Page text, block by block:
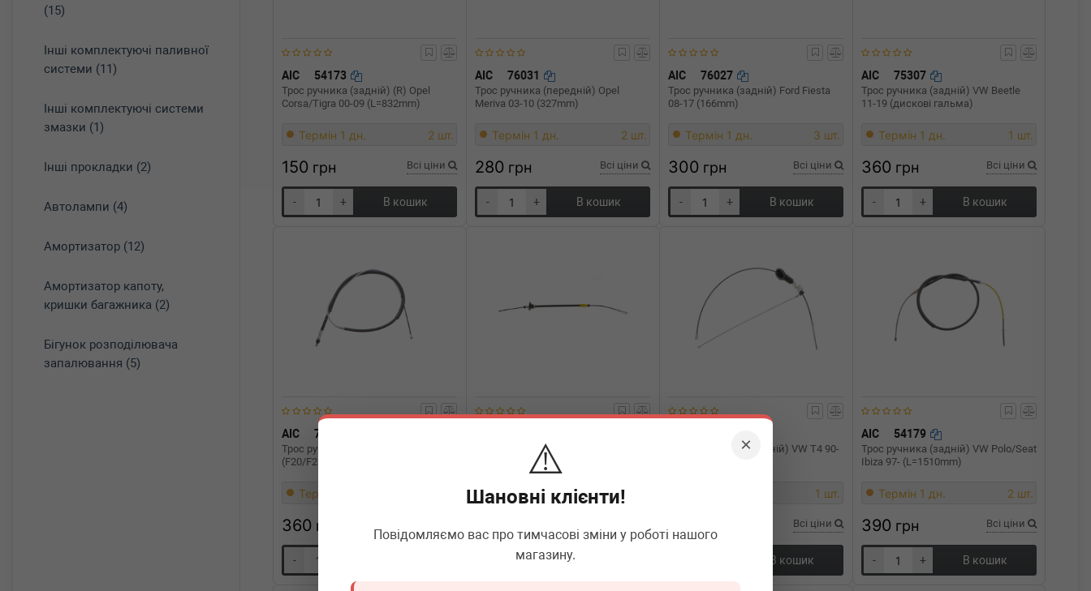
×
⚠️
Шановні клієнти!
Повідомляємо вас про тимчасові зміни у роботі нашого
магазину.
(15)
Інші комплектуючі паливної
системи (11)
Інші комплектуючі системи
змазки (1)
Інші прокладки (2)
Автолампи (4)
Амортизатор (12)
Амортизатор капоту,
кришки багажника (2)
Бігунок розподілювача
запалювання (5)
AIC 54173
Трос ручника (задній) (R) Opel
Corsa/Tigra 00-09 (L=832mm)
Термін 1 дн. 2 шт.
150 грн Всі ціни
- + В кошик
AIC 76031
Трос ручника (передній) Opel
Meriva 03-10 (327mm)
Термін 1 дн. 2 шт.
280 грн Всі ціни
- + В кошик
AIC 76027
Трос ручника (задній) Ford Fiesta
08-17 (166mm)
Термін 1 дн. 3 шт.
300 грн Всі ціни
- + В кошик
AIC 75307
Трос ручника (задній) VW Beetle
11-19 (дискові гальма)
Термін 1 дн. 1 шт.
360 грн Всі ціни
- + В кошик
AIC 75294
Трос ручника (задній) BMW 1
(F20/F21) 11-
Термін 1 дн.
360 грн
-
Трос ручного гальма (задній)
Renault Trafic 1.6 dCi 14-
(535/256mm) (L)
Термін 1 дн. 2 шт.
+
Трос ручника (передній) VW T4 90-
1 шт.
Всі ціни
В кошик
AIC 54179
Трос ручника (задній) VW Polo/Seat
Ibiza 97- (L=1510mm)
Термін 1 дн. 2 шт.
390 грн Всі ціни
- + В кошик